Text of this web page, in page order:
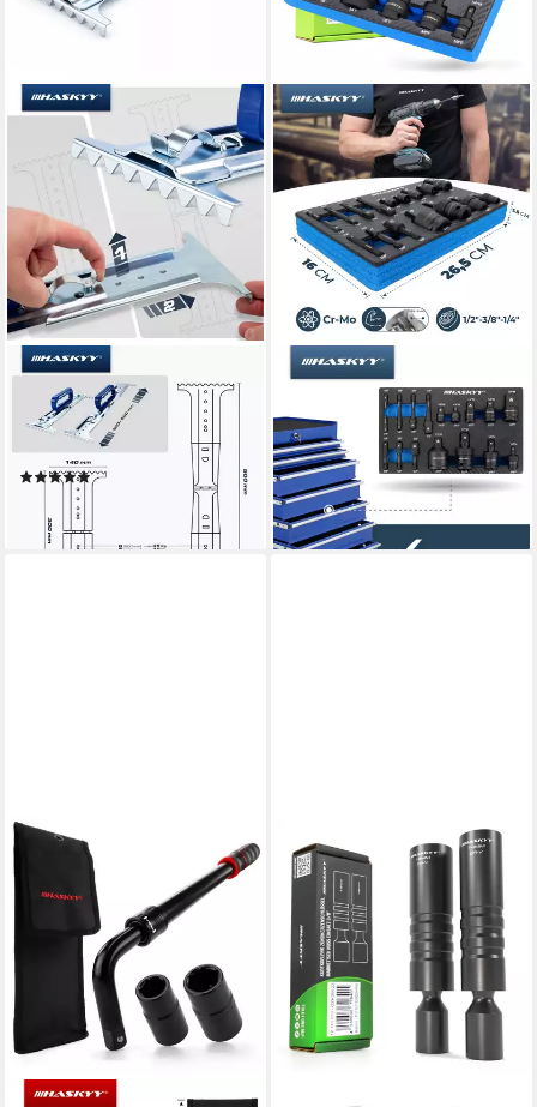
HASKYY
Plattenheber Plattenheber
Terrassenplattenheber 300–
500 mm verstellbar 50kg, -]
(1)
16,99 €
lieferbar - in 2-3 Werktagen bei dir
Stecknuss 17 tlg. Steck-Nuss-
Adapter-Satz für Schlagnuss
1/4" 3/8" 1/2" 3/4"
24,99 €
lieferbar - in 2-3 Werktagen bei dir